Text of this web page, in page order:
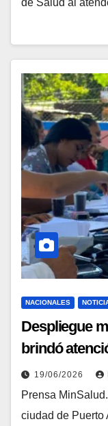
de Salud al
NACIONALES
​Despliegue
brindó
19/06/2026
Prensa
ciudad de Puerto